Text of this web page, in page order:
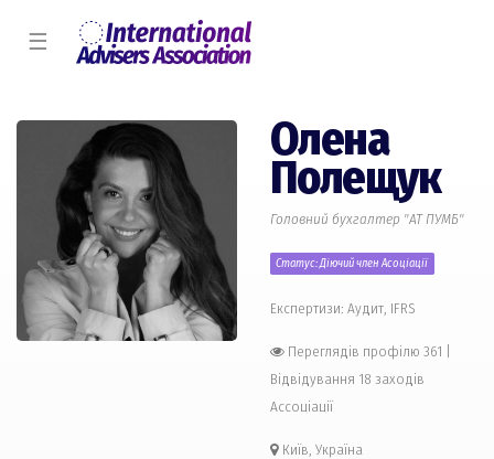
☰
Олена
Полещук
Головний бухгалтер "АТ ПУМБ"
Статус: Діючий член Асоціації
Експертизи: Аудит, IFRS
Переглядів профілю 361
Відвідування 18 заходів
Ассоціації
Київ, Україна